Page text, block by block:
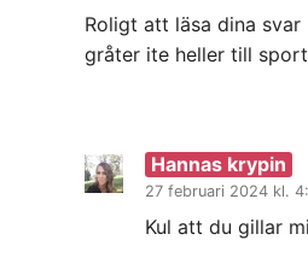
Roligt att läsa dina
gråter ite heller till
Hannas krypin
27 februari 2024 kl.
Kul att du gillar